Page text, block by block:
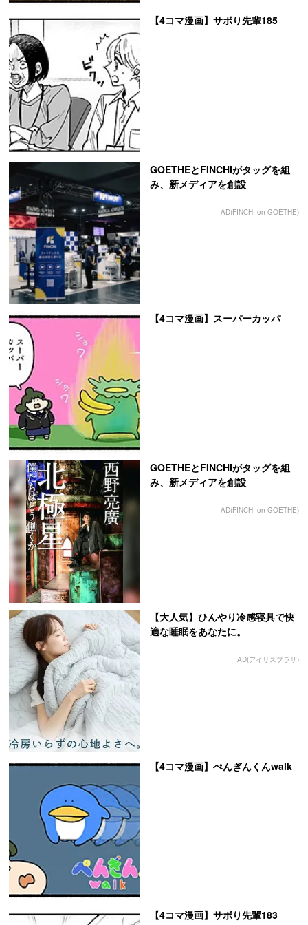
【4コマ漫画】サボり先輩185
GOETHEとFINCHIがタッグを組
み、新メディアを創設
AD(FINCHI on GOETHE)
【4コマ漫画】スーパーカッパ
GOETHEとFINCHIがタッグを組
み、新メディアを創設
AD(FINCHI on GOETHE)
【大人気】ひんやり冷感寝具で快
適な睡眠をあなたに。
AD(アイリスプラザ)
【4コマ漫画】ぺんぎんくんwalk
【4コマ漫画】サボり先輩183